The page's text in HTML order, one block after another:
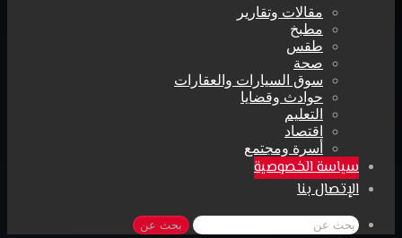
مقالات وتقارير
مطبخ
طقس
صحة
سوق السيارات والعقارات
حوادث وقضايا
التعليم
اقتصاد
أسرة ومجتمع
سياسة الخصوصية
الإتصال بنا
بحث عن